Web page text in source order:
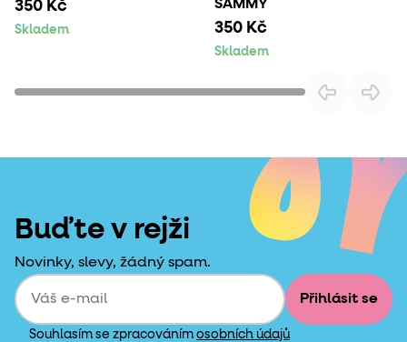
350 Kč
Skladem
SAMMY
350 Kč
Skladem
Buďte v rejži
Novinky, slevy, žádný spam.
Přihlásit se
Souhlasím se zpracováním osobních údajů